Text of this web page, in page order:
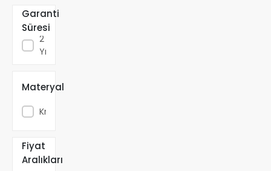
Duş
Aksesuarları
Garanti
Süresi
2
Yıl
Materyal
Krom
Fiyat
Aralıkları